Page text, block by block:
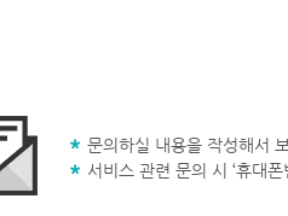
문의하실 내용을 작성해서
서비스 관련 문의 시 ‘휴대